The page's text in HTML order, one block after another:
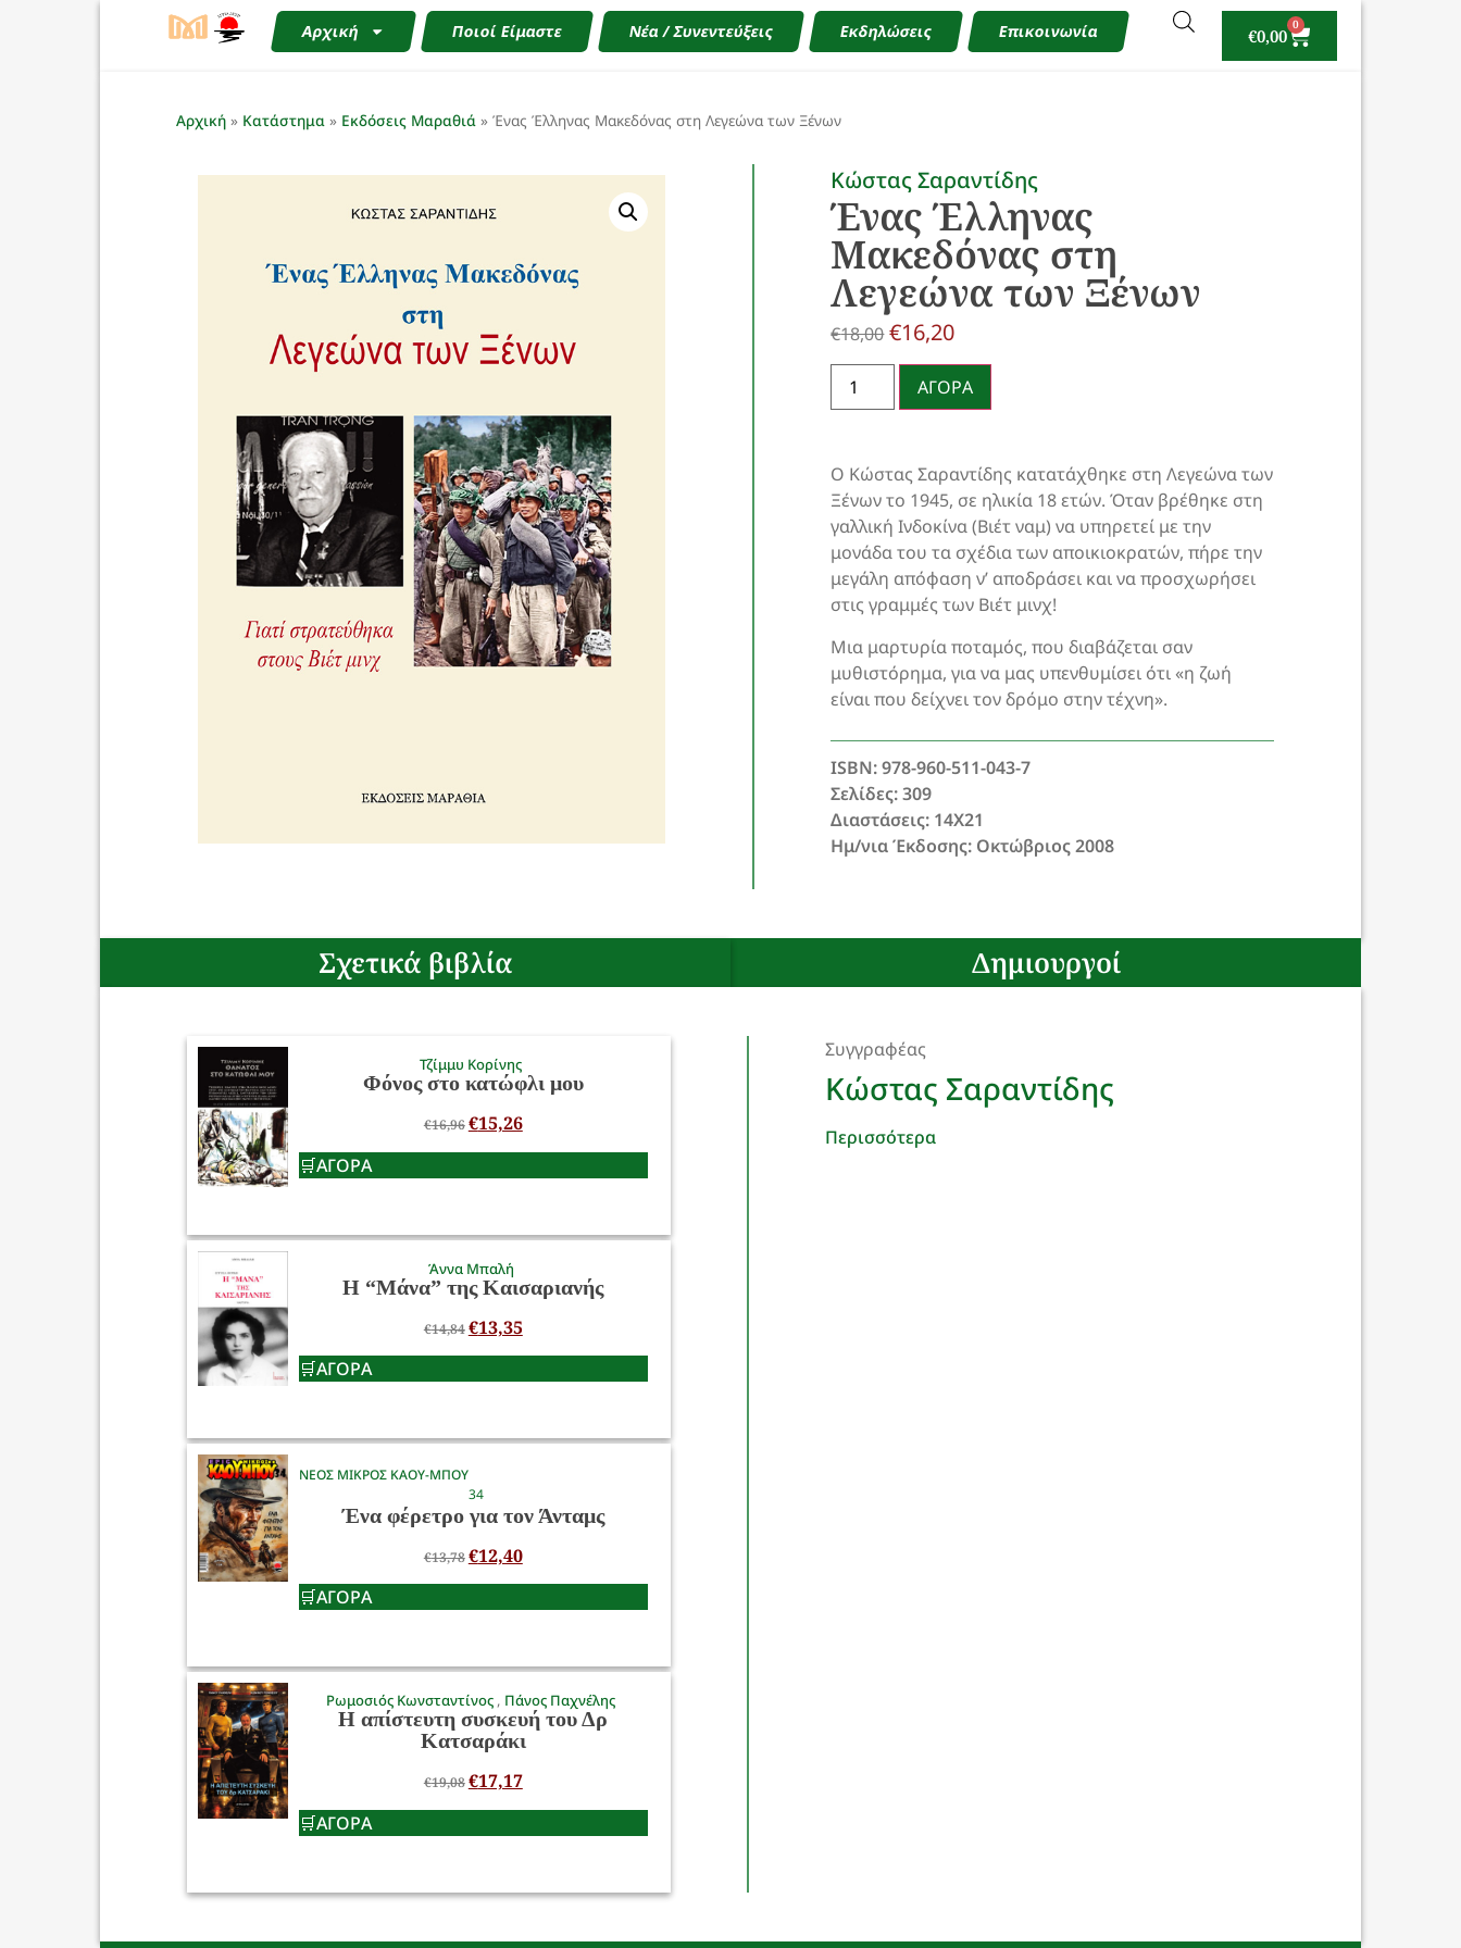
Αρχική Ποιοί Είμαστε Νέα / Συνεντεύξεις Εκδηλώσεις Επικοινωνία €0,00
0
Αρχική » Κατάστημα » Εκδόσεις Μαραθιά » Ένας Έλληνας Μακεδόνας στη Λεγεώνα των Ξένων
Κώστας Σαραντίδης
Ένας Έλληνας
Μακεδόνας στη
Λεγεώνα των Ξένων
€18,00 €16,20
ΑΓΟΡΑ
Ο Κώστας Σαραντίδης κατατάχθηκε στη Λεγεώνα των
Ξένων το 1945, σε ηλικία 18 ετών. Όταν βρέθηκε στη
γαλλική Ινδοκίνα (Βιέτ ναμ) να υπηρετεί με την
μονάδα του τα σχέδια των αποικιοκρατών, πήρε την
μεγάλη απόφαση ν’ αποδράσει και να προσχωρήσει
στις γραμμές των Βιέτ μινχ!
Μια μαρτυρία ποταμός, που διαβάζεται σαν
μυθιστόρημα, για να μας υπενθυμίσει ότι «η ζωή
είναι που δείχνει τον δρόμο στην τέχνη».
ISBN: 978-960-511-043-7
Σελίδες: 309
Διαστάσεις: 14Χ21
Ημ/νια Έκδοσης: Οκτώβριος 2008
Σχετικά βιβλία Δημιουργοί
Τζίμμυ Κορίνης
Φόνος στο κατώφλι μου
€16,96€15,26
ΑΓΟΡΑ
Άννα Μπαλή
Η “Μάνα” της Καισαριανής
€14,84€13,35
ΑΓΟΡΑ
ΝΕΟΣ ΜΙΚΡΟΣ ΚΑΟΥ-ΜΠΟΥ
34
Ένα φέρετρο για τον Άνταμς
€13,78€12,40
ΑΓΟΡΑ
Ρωμοσιός Κωνσταντίνος Πάνος Παχνέλης
Η απίστευτη συσκευή του Δρ
Κατσαράκι
€19,08€17,17
ΑΓΟΡΑ
Συγγραφέας
Κώστας Σαραντίδης
Περισσότερα